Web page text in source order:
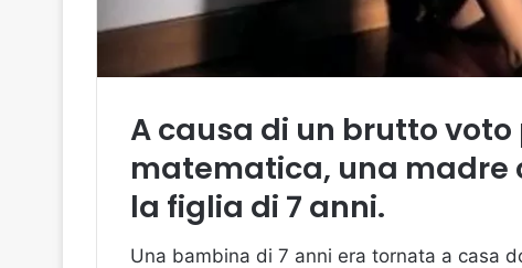
A causa di un brutto voto
matematica, una
la figlia di 7 anni.
Una bambina di 7 anni era tornata a casa